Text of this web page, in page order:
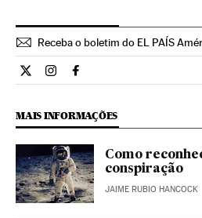
Receba o boletim do EL PAÍS
Estilo El País Brasil en Twitter
Estilo El País Brasil en
Estilo El País Brasil en
MAIS INFORMAÇÕES
Como
conspiração
JAIME RUBIO HANCOCK